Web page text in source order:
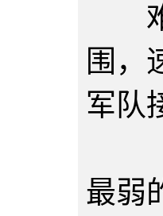
难
围，
军队
「
最弱